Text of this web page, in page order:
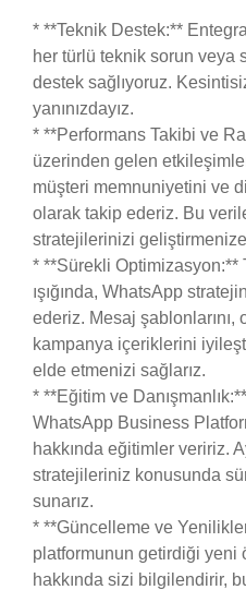
* **Teknik Destek:**
her türlü teknik sorun veya
destek sağlıyoruz.
yanınızdayız.
* **Performans Takibi ve
üzerinden gelen
müşteri memnuniyetini ve
olarak takip ederiz. Bu
stratejilerinizi geliştirmenize
* **Sürekli Optimizasyon:**
ışığında, WhatsApp
ederiz. Mesaj şablonlarını,
kampanya içeriklerini
elde etmenizi sağlarız.
* **Eğitim ve
WhatsApp Business
hakkında eğitimler veririz.
stratejileriniz konusunda
sunarız.
* **Güncelleme ve
platformunun getirdiği
hakkında sizi bilgilendirir,